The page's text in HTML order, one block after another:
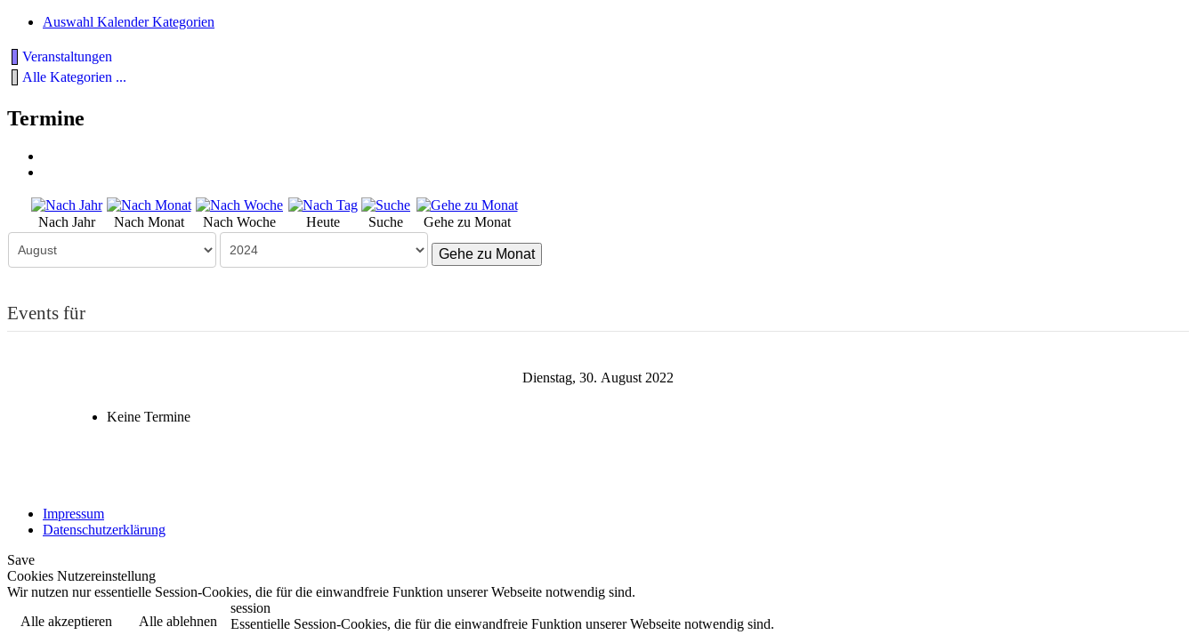
Auswahl Kalender Kategorien
Veranstaltungen
Alle Kategorien ...
Termine
Nach Jahr Nach Monat Nach Woche Heute Suche Gehe zu Monat
Gehe zu Monat
Events für
Dienstag, 30. August 2022
Keine Termine
Impressum
Datenschutzerklärung
Save
Cookies Nutzereinstellung
Wir nutzen nur essentielle Session-Cookies, die für die einwandfreie Funktion unserer Webseite notwendig sind.
Alle akzeptieren
Alle ablehnen
session
Essentielle Session-Cookies, die für die einwandfreie Funktion unserer Webseite notwendig sind.